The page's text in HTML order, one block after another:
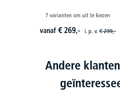
7 varianten om uit te kiezen
vanaf € 269,- i. p. v.€ 299,-
Andere